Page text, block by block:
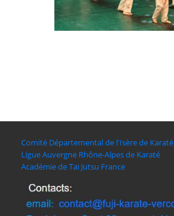
Comité Départemental de l'Isère de Karaté
Ligue Auvergne Rhône-Alpes de Karaté
Académie de Tai Jutsu France